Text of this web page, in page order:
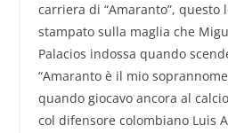
carriera di “Amaranto”, questo
stampato sulla maglia che
Palacios indossa quando
“Amaranto è il mio
quando giocavo ancora al
col difensore colombiano Luis